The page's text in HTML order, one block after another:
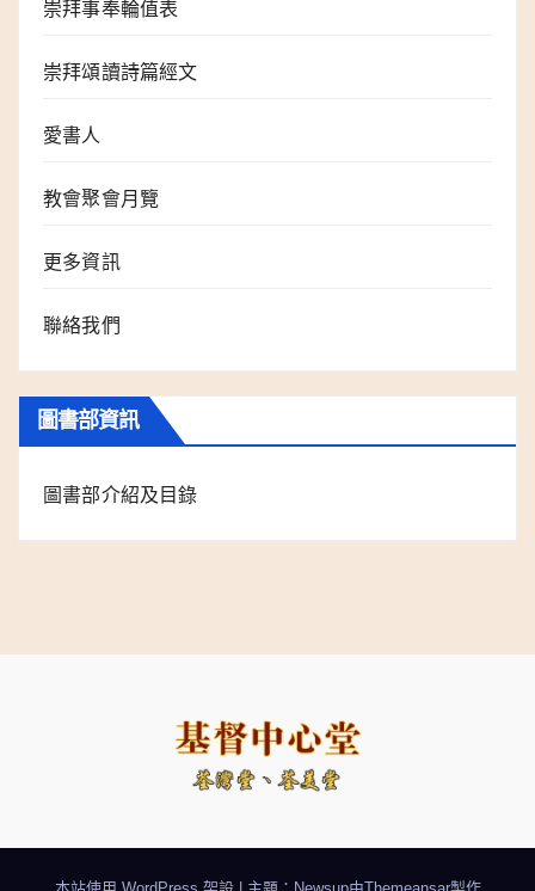
崇拜事奉輪值表
崇拜頌讀詩篇經文
愛書人
教會聚會月覽
更多資訊
聯絡我們
圖書部資訊
圖書部介紹及目錄